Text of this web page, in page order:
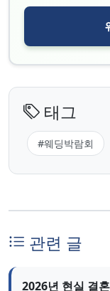
태그
#웨딩박람회
관련 글
2026년 현실 결